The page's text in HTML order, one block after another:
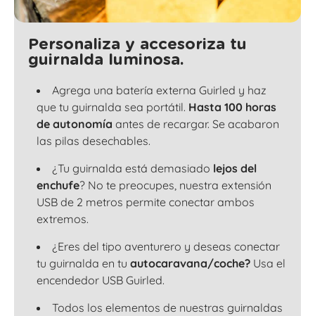
Personaliza y accesoriza tu
guirnalda luminosa.
Agrega una batería externa Guirled y haz
que tu guirnalda sea portátil. Hasta 100 horas
de autonomía antes de recargar. Se acabaron
las pilas desechables.
¿Tu guirnalda está demasiado lejos del
enchufe? No te preocupes, nuestra extensión
USB de 2 metros permite conectar ambos
extremos.
¿Eres del tipo aventurero y deseas conectar
tu guirnalda en tu autocaravana/coche? Usa el
encendedor USB Guirled.
Todos los elementos de nuestras guirnaldas